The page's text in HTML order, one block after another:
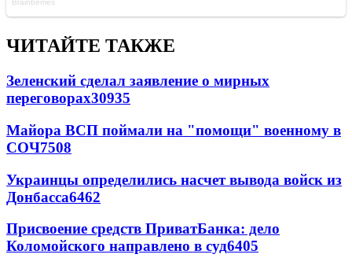
ЧИТАЙТЕ ТАКЖЕ
Зеленский сделал заявление о мирных
переговорах30935
Майора ВСП поймали на "помощи" военному в
СОЧ7508
Украинцы определились насчет вывода войск из
Донбасса6462
Присвоение средств ПриватБанка: дело
Коломойского направлено в суд6405